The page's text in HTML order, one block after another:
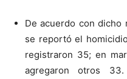
De acuerdo con
se reportó el
registraron 35; en
agregaron otros